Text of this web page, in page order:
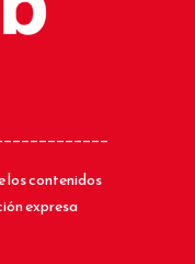
los contenidos
expresa